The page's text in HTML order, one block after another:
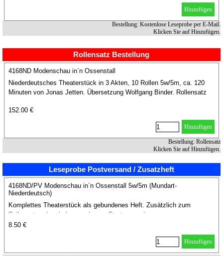
Hinzufügen
Bestellung: Kostenlose Leseprobe per E-Mail.
Klicken Sie auf Hinzufügen.
Rollensatz Bestellung
4168ND Modenschau in`n Ossenstall
Niederdeutsches Theaterstück in 3 Akten, 10 Rollen 5w/5m, ca. 120
Minuten von Jonas Jetten. Übersetzung Wolfgang Binder. Rollensatz
152.00 €
Hinzufügen
Bestellung: Rollensatz
Klicken Sie auf Hinzufügen.
Leseprobe Postversand / Zusatzheft
4168ND/PV Modenschau in`n Ossenstall 5w/5m (Mundart-
Niederdeutsch)
Komplettes Theaterstück als gebundenes Heft. Zusätzlich zum
Rollensatz oder als Leseprobe per Postversand.
8.50 €
Hinzufügen